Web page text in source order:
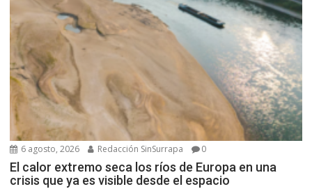
6 agosto, 2026 Redacción SinSurrapa 0
El calor extremo seca los ríos de Europa en una
crisis que ya es visible desde el espacio